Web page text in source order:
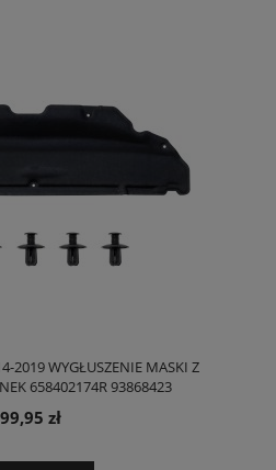
2019 WYGŁUSZENIE MASKI Z
658402174R 93868423
99,95 zł